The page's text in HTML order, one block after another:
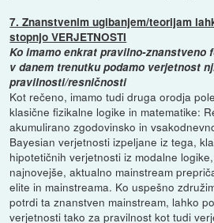
7. Znanstvenim ugibanjem/teorijam
stopnjo VERJETNOSTI
Ko imamo enkrat pravilno-znanstveno
v danem trenutku podamo verjetnost
pravilnosti/resničnosti
Kot rečeno, imamo tudi druga orodja
klasične fizikalne logike in matematike:
akumulirano zgodovinsko in
Bayesian verjetnosti izpeljane iz tega,
hipotetičnih verjetnosti iz modalne
najnovejše, aktualno mainstream
elite in mainstreama. Ko uspešno
potrdi ta znanstven mainstream, lahko
verjetnosti tako za pravilnost kot tudi